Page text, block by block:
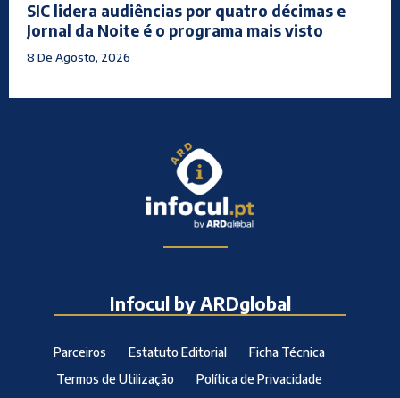
SIC lidera audiências por quatro décimas e
Jornal da Noite é o programa mais visto
8 De Agosto, 2026
Infocul by ARDglobal
Parceiros Estatuto Editorial
Ficha Técnica
Termos de Utilização
Política de Privacidade